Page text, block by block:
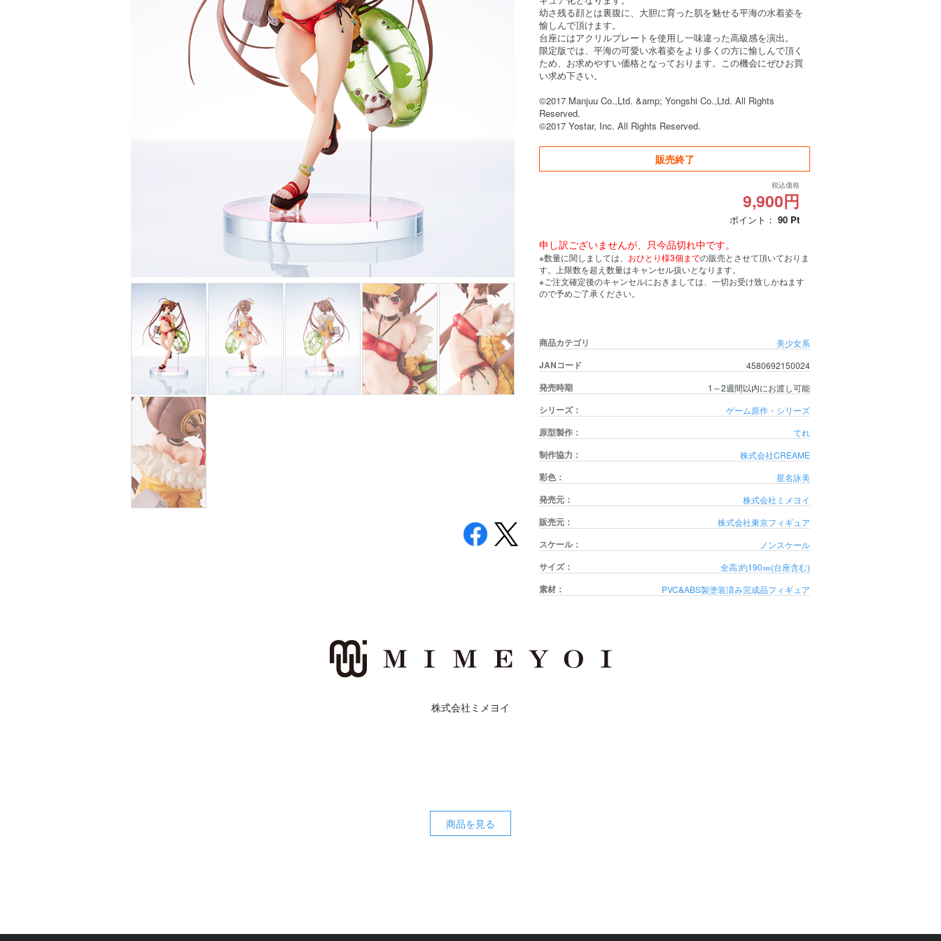
幼さ残る顔とは裏腹に、大胆に育った肌を魅せる平海の水着姿を
愉しんで頂けます。
台座にはアクリルプレートを使用し一味違った高級感を演出。
限定版では、平海の可愛い水着姿をより多くの方に愉しんで頂く
ため、お求めやすい価格となっております。この機会にぜひお買
い求め下さい。
©2017 Manjuu Co.,Ltd. &amp; Yongshi Co.,Ltd. All Rights
Reserved.
©2017 Yostar, Inc. All Rights Reserved.
販売終了
税込価格
9,900円
ポイント： 90 Pt
申し訳ございませんが、只今品切れ中です。
※数量に関しましては、 おひとり様3個までの販売とさせて頂いておりま
す。上限数を超え数量はキャンセル扱いとなります。
※ご注文確定後のキャンセルにおきましては、一切お受け致しかねます
ので予めご了承ください。
商品カテゴリ 美少女系
JANコード 4580692150024
発売時期 1～2週間以内にお渡し可能
シリーズ： ゲーム原作・シリーズ
原型製作： てれ
制作協力： 株式会社CREAME
彩色： 星名詠美
発売元： 株式会社ミメヨイ
販売元： 株式会社東京フィギュア
スケール： ノンスケール
サイズ： 全高:約190㎜(台座含む)
素材： PVC&ABS製塗装済み完成品フィギュア
株式会社ミメヨイ
商品を見る